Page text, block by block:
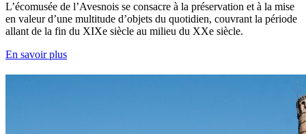
L’écomusée de l’Avesnois se consacre à la préservation et à la mise
en valeur d’une multitude d’objets du quotidien, couvrant la période
allant de la fin du XIXe siècle au milieu du XXe siècle.
En savoir plus